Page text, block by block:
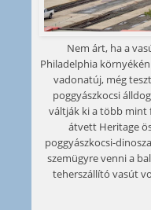
Nem árt, ha a
Philadelphia
vadonatúj, még
poggyászkocsi
váltják ki a több mint
átvett Heritage
poggyászkocsi-
szemügyre venni a
teherszállító vasút